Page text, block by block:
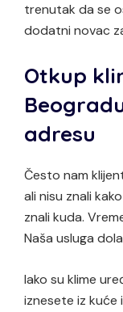
trenutak da se
dodatni novac
Otkup
adresu
Često nam
ali nisu znali
znali kuda.
Naša usluga
Iako su klime
iznesete iz kuće